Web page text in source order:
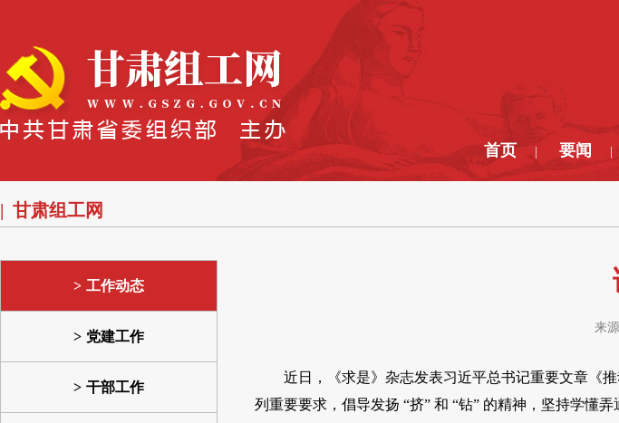
首页 要闻
甘肃组工网
工作动态
党建工作
干部工作
来
近日，《求是》杂志发表习近平总书记重要文章《
列重要要求，倡导发扬 “挤” 和 “钻” 的精神，坚持学懂